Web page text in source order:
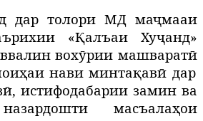
дар толори МД маҷмааи
«Қалъаи Хуҷанд»
вохӯрии машваратӣ
нави минтақавӣ дар
истифодабарии замин ва
масъалаҳои